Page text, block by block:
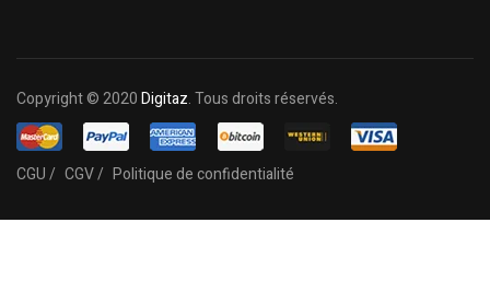
Copyright © 2020Digitaz. Tous droits réservés.
CGU / CGV / Politique de confidentialité